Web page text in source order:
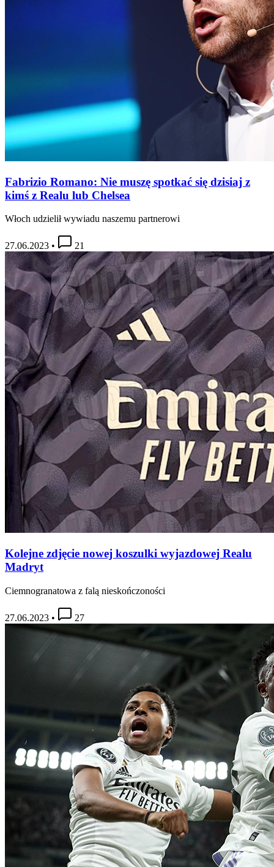
Fabrizio Romano: Nie muszę spotkać się dzisiaj z
kimś z Realu lub Chelsea
Włoch udzielił wywiadu naszemu partnerowi
27.06.2023 • 21
Kolejne zdjęcie nowej koszulki wyjazdowej Realu
Madryt
Ciemnogranatowa z falą nieskończoności
27.06.2023 • 27